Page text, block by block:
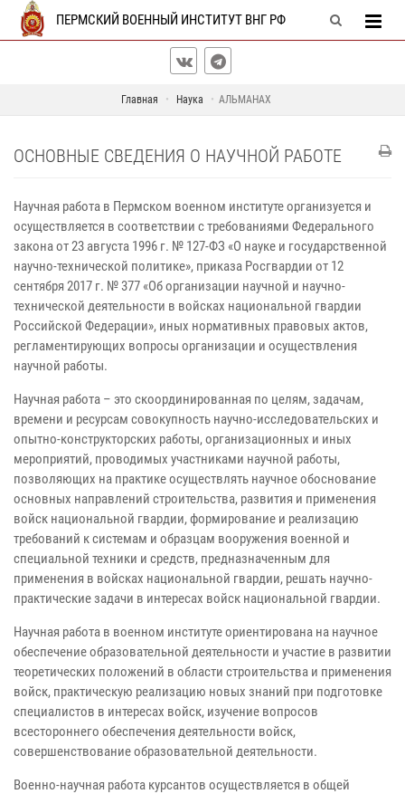
ПЕРМСКИЙ ВОЕННЫЙ ИНСТИТУТ ВНГ РФ
Главная Наука АЛЬМАНАХ
ОСНОВНЫЕ СВЕДЕНИЯ О НАУЧНОЙ РАБОТЕ
Научная работа в Пермском военном институте организуется и
осуществляется в соответствии с требованиями Федерального
закона от 23 августа 1996 г. № 127-ФЗ «О науке и государственной
научно-технической политике», приказа Росгвардии от 12
сентября 2017 г. № 377 «Об организации научной и научно-
технической деятельности в войсках национальной гвардии
Российской Федерации», иных нормативных правовых актов,
регламентирующих вопросы организации и осуществления
научной работы.
Научная работа – это скоординированная по целям, задачам,
времени и ресурсам совокупность научно-исследовательских и
опытно-конструкторских работы, организационных и иных
мероприятий, проводимых участниками научной работы,
позволяющих на практике осуществлять научное обоснование
основных направлений строительства, развития и применения
войск национальной гвардии, формирование и реализацию
требований к системам и образцам вооружения военной и
специальной техники и средств, предназначенным для
применения в войсках национальной гвардии, решать научно-
практические задачи в интересах войск национальной гвардии.
Научная работа в военном институте ориентирована на научное
обеспечение образовательной деятельности и участие в развитии
теоретических положений в области строительства и применения
войск, практическую реализацию новых знаний при подготовке
специалистов в интересах войск, изучение вопросов
всестороннего обеспечения деятельности войск,
совершенствование образовательной деятельности.
Военно-научная работа курсантов осуществляется в общей